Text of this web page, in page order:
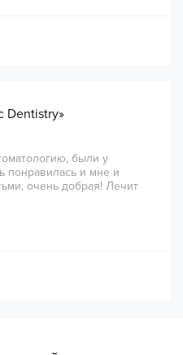
прошло
Рекомендую всем, кто
Dentistry»
были у
понравилась и мне и
очень добрая! Лечит